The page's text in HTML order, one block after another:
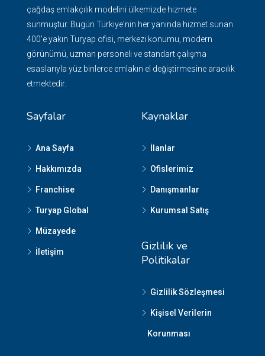
çağdaş emlakçılık modelini ülkemizde hizmete
sunmuştur. Bugün Türkiye'nin her yanında hizmet sunan
400'e yakın Turyap ofisi, merkezi konumu, modern
görünümü, uzman personeli ve standart çalışma
esaslarıyla yüz binlerce emlakın el değiştirmesine aracılık
etmektedir.
Sayfalar
Ana Sayfa
Hakkımızda
Franchise
Turyap Global
Müzayede
İletişim
Kaynaklar
İlanlar
Ofislerimiz
Danışmanlar
Kurumsal Satış
Gizlilik ve
Politikalar
Gizlilik Sözleşmesi
Kişisel Verilerin
Korunması